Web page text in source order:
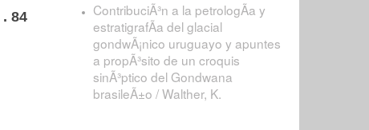
. 84
ContribuciÃ³n a la petrologÃ­a y
estratigrafÃ­a del glacial
gondwÃ¡nico uruguayo y apuntes
a propÃ³sito de un croquis
sinÃ³ptico del Gondwana
brasileÃ±o / Walther, K.